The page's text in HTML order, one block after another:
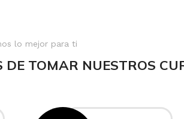
lo mejor para ti
DE TOMAR NUESTROS